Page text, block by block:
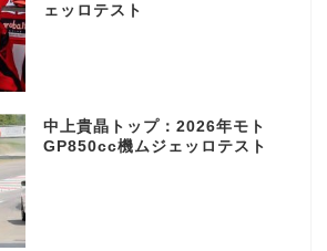
ェッロテスト
中上貴晶トップ：2026年モト
GP850cc機ムジェッロテスト